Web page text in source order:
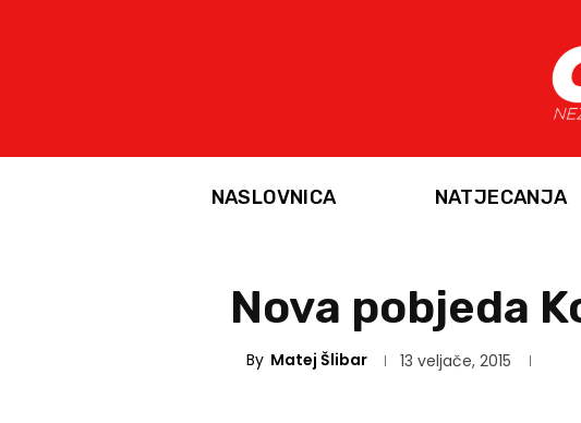
NASLOVNICA NATJECANJA
Nova pobjeda
By Matej Šlibar 13 veljače, 2015